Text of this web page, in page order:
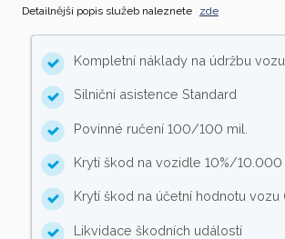
Detailnější popis služeb naleznete zde
Kompletní náklady na údržbu vozu
Silniční asistence Standard
Povinné ručení 100/100 mil.
Krytí škod na vozidle 10%/10.000
Krytí škod na účetní hodnotu vozu
Likvidace škodních událostí